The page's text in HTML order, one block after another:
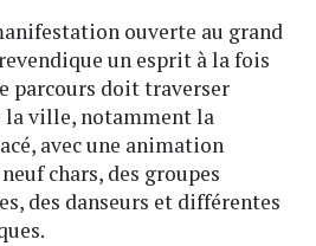
ouverte au grand
un esprit à la fois
parcours doit traverser
la ville, notamment la
avec une animation
chars, des groupes
des danseurs et différentes